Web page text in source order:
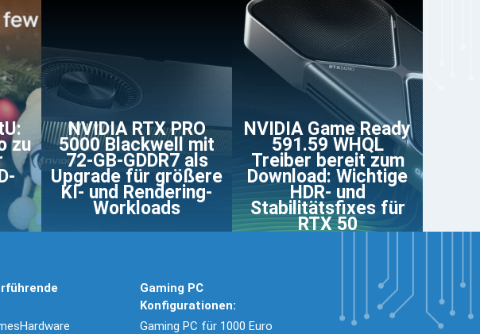
zu
NVIDIA RTX PRO
5000 Blackwell mit
72-GB-GDDR7 als
Upgrade für größere
KI- und Rendering-
Workloads
NVIDIA Game Ready
591.59 WHQL
Treiber bereit zum
Download: Wichtige
HDR- und
Stabilitätsfixes für
RTX 50
Gaming PC
Konfigurationen:
Gaming PC für 1000 Euro